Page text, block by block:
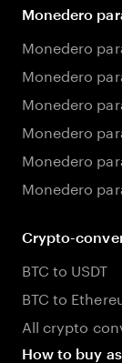
Monedero
Monedero
Monedero
Monedero
Monedero
Monedero
Monedero
Crypto-
BTC to USDT
BTC to
All crypto
How to buy